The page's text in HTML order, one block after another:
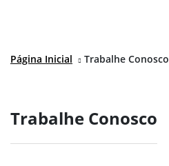
Página Inicial Trabalhe Conosco
Trabalhe Conosco